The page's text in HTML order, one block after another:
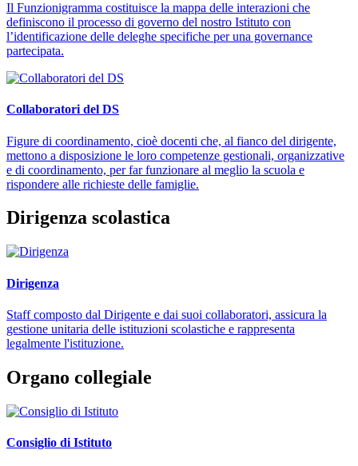
Il Funzionigramma costituisce la mappa delle interazioni che
definiscono il processo di governo del nostro Istituto con
l’identificazione delle deleghe specifiche per una governance
partecipata.
Collaboratori del DS
Figure di coordinamento, cioè docenti che, al fianco del dirigente,
mettono a disposizione le loro competenze gestionali, organizzative
e di coordinamento, per far funzionare al meglio la scuola e
rispondere alle richieste delle famiglie.
Dirigenza scolastica
Dirigenza
Staff composto dal Dirigente e dai suoi collaboratori, assicura la
gestione unitaria delle istituzioni scolastiche e rappresenta
legalmente l'istituzione.
Organo collegiale
Consiglio di Istituto